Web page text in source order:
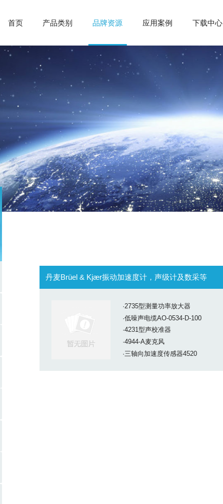
首页 产品类别 品牌资源 应用案例 下载中心
丹麦Brüel & Kjær振动加速度计，声级计及数采等
·2735型测量功率放大器
·低噪声电缆AO-0534-D-100
·4231型声校准器
·4944-A麦克风
·三轴向加速度传感器4520